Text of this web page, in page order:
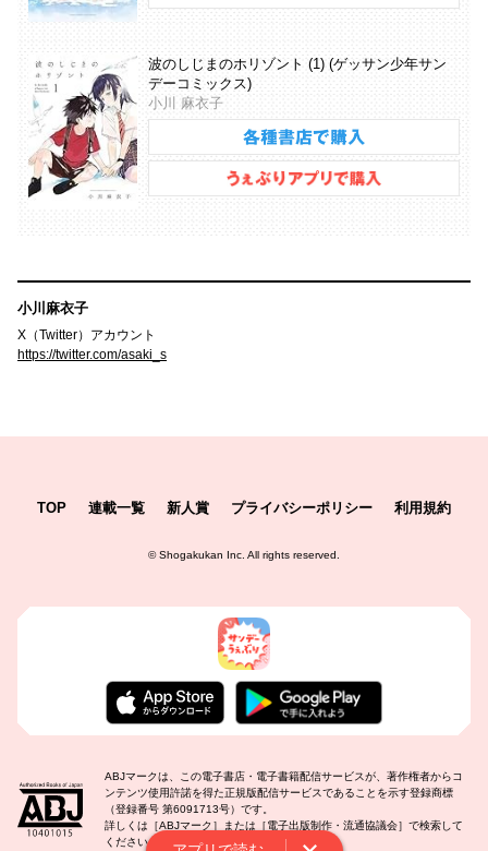
波のしじまのホリゾント (1) (ゲッサン少年サン
デーコミックス)
小川 麻衣子
小川麻衣子
X（Twitter）アカウント
https://twitter.com/asaki_s
TOP 連載一覧 新人賞 プライバシーポリシー 利用規約
©Shogakukan Inc. All rights reserved.
ABJマークは、この電子書店・電子書籍配信サービスが、著作権者からコ
ンテンツ使用許諾を得た正規版配信サービスであることを示す登録商標
（登録番号 第6091713号）です。
詳しくは［ABJマーク］または［電子出版制作・流通協議会］で検索して
ください。